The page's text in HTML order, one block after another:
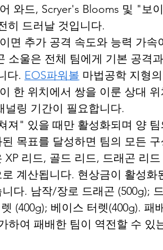
와드, Scryer's Blooms 및 "보
히 드러날 것입니다.
면 추가 공격 속도와 능력 가속
소울은 전체 팀에게 기본 공격
다. EOS파워볼 마법공학 지형
한 위치에서 쌍을 이룬 상대
널링 기간이 필요합니다.
" 있을 때만 활성화되며 양 팀
목표를 달성하면 팀의 모든
리드, 골드 리드, 드래곤 리드
계산됩니다. 현상금이 활성화
다. 남작/장로 드래곤 (500g);
(400g); 베이스 터렛(400g). 패
하여 패배한 팀이 역전할 수 있